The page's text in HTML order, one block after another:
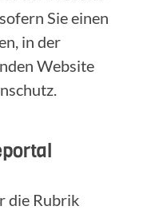
Sie einen
in der
Website
die Rubrik